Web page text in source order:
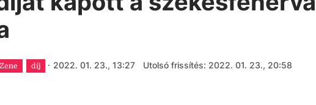
Zene díj · 2022. 01. 23., 13:27 Utolsó frissítés: 2022. 01. 23., 20:58